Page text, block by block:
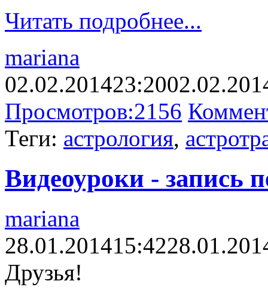
Читать подробнее...
mariana
02.02.201423:20
Просмотров:2156
Теги: астрология,
Видеоуроки - запись
mariana
28.01.201415:42
Друзья!